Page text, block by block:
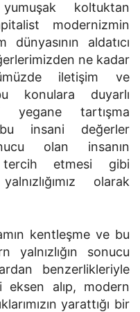
koltuktan
modernizmin
aldatıcı
ne kadar
iletişim ve
konulara duyarlı
yegane tartışma
insani değerler
olan insanın
tercih etmesi gibi
olarak
kentleşme ve bu
yalnızlığın sonucu
benzerlikleriyle
alıp, modern
yarattığı bir